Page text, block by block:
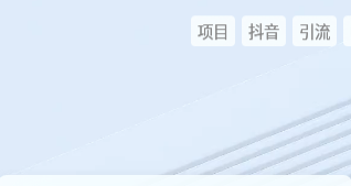
项目 抖音 引流